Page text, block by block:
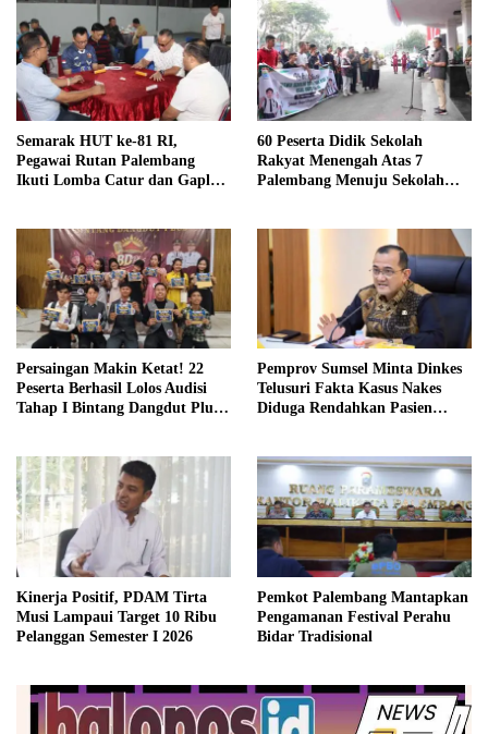
Semarak HUT ke-81 RI,
Pegawai Rutan Palembang
Ikuti Lomba Catur dan Gaple
60 Peserta Didik Sekolah
Rakyat Menengah Atas 7
Palembang Menuju Sekolah
Persaingan Makin Ketat! 22
Peserta Berhasil Lolos Audisi
Tahap I Bintang Dangdut Plus
Pemprov Sumsel Minta Dinkes
Telusuri Fakta Kasus Nakes
Diduga Rendahkan Pasien
Kinerja Positif, PDAM Tirta
Musi Lampaui Target 10 Ribu
Pelanggan Semester I 2026
Pemkot Palembang Mantapkan
Pengamanan Festival Perahu
Bidar Tradisional